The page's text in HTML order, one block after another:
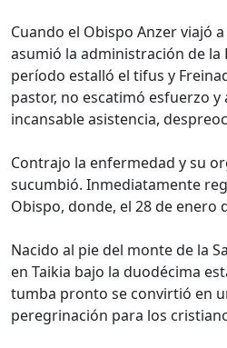
Cuando el Obispo Anzer viajó a
asumió la administración de la
período estalló el tifus y
pastor, no escatimó esfuerzo
incansable asistencia,
Contrajo la enfermedad y su
sucumbió. Inmediatamente
Obispo, donde, el 28 de enero
Nacido al pie del monte de la
en Taikia bajo la duodécima
tumba pronto se convirtió en
peregrinación para los